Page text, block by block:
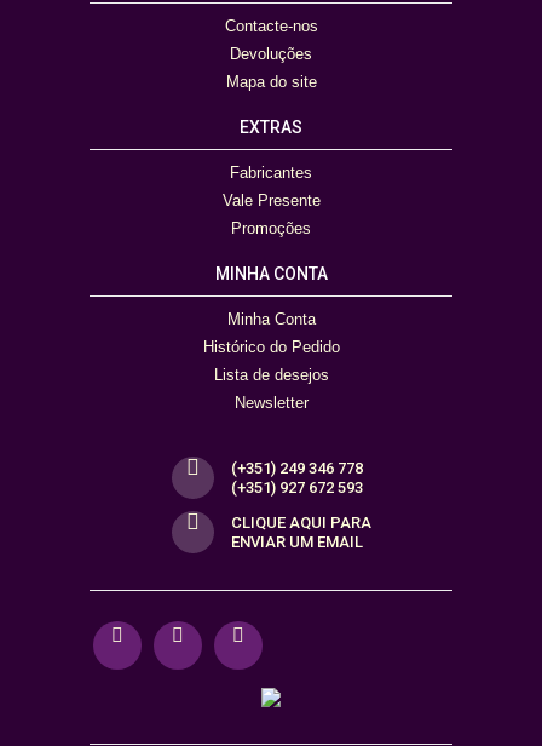
Contacte-nos
Devoluções
Mapa do site
EXTRAS
Fabricantes
Vale Presente
Promoções
MINHA CONTA
Minha Conta
Histórico do Pedido
Lista de desejos
Newsletter
(+351) 249 346 778
(+351) 927 672 593
CLIQUE AQUI PARA
ENVIAR UM EMAIL